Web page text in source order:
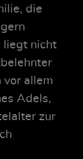
die
liegt nicht
vor allem
Adels,
zur